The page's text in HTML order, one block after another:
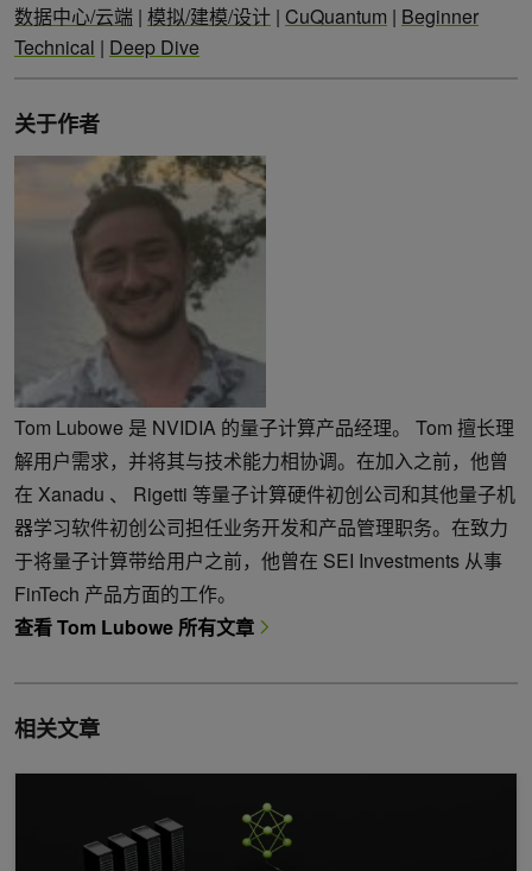
数据中心/云端 | 模拟/建模/设计 | CuQuantum | Beginner
Technical | Deep Dive
关于作者
Tom Lubowe 是 NVIDIA 的量子计算产品经理。 Tom 擅长理
解用户需求，并将其与技术能力相协调。在加入之前，他曾
在 Xanadu 、 Rigetti 等量子计算硬件初创公司和其他量子机
器学习软件初创公司担任业务开发和产品管理职务。在致力
于将量子计算带给用户之前，他曾在 SEI Investments 从事
FinTech 产品方面的工作。
查看 Tom Lubowe 所有文章
相关文章
NVIDIA cuQuantum 增加了动态梯度、DMRG 和模拟加速